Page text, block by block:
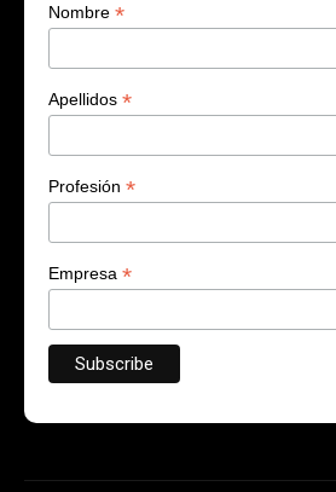
Nombre *
Apellidos *
Profesión *
Empresa *